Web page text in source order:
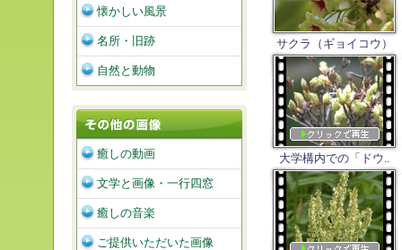
サクラ（ギョイコウ）
大学構内での「ドウ..
懐かしい風景
名所・旧跡
自然と動物
癒しの動画
文学と画像・一行四窓
癒しの音楽
ご提供いただいた画像